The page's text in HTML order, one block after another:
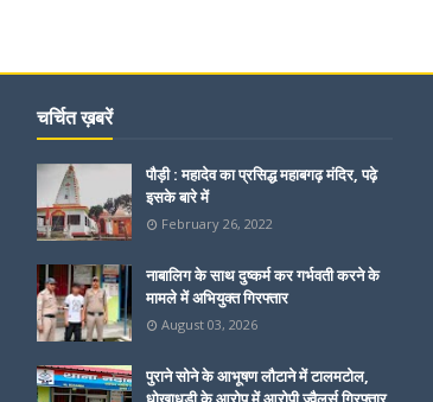
चर्चित ख़बरें
पौड़ी : महादेव का प्रसिद्ध महाबगढ़ मंदिर, पढ़े
इसके बारे में
February 26, 2022
नाबालिग के साथ दुष्कर्म कर गर्भवती करने के
मामले में अभियुक्त गिरफ्तार
August 03, 2026
पुराने सोने के आभूषण लौटाने में टालमटोल,